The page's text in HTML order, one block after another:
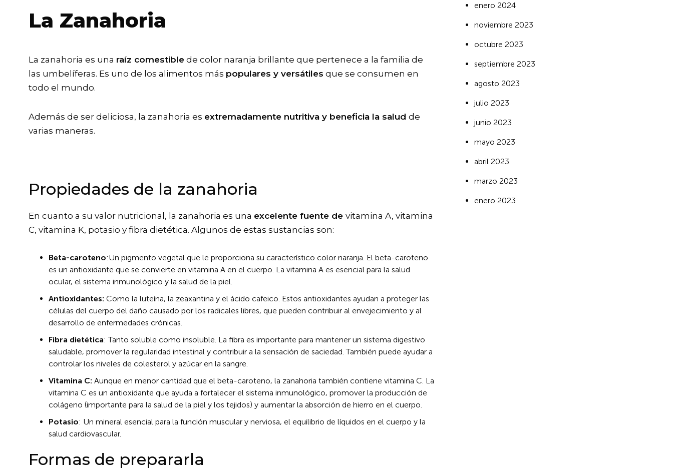
La Zanahoria
La zanahoria es una raíz comestible de color naranja brillante que pertenece a la familia de
las umbelíferas. Es uno de los alimentos más populares y versátiles que se consumen en
todo el mundo.
Además de ser deliciosa, la zanahoria es extremadamente nutritiva y beneficia la salud de
varias maneras.
Propiedades de la zanahoria
En cuanto a su valor nutricional, la zanahoria es una excelente fuente de vitamina A, vitamina
C, vitamina K, potasio y fibra dietética. Algunos de estas sustancias son:
Beta-caroteno:Un pigmento vegetal que le proporciona su característico color naranja. El beta-caroteno
es un antioxidante que se convierte en vitamina A en el cuerpo. La vitamina A es esencial para la salud
ocular, el sistema inmunológico y la salud de la piel.
Antioxidantes: Como la luteína, la zeaxantina y el ácido cafeico. Estos antioxidantes ayudan a proteger las
células del cuerpo del daño causado por los radicales libres, que pueden contribuir al envejecimiento y al
desarrollo de enfermedades crónicas.
Fibra dietética: Tanto soluble como insoluble. La fibra es importante para mantener un sistema digestivo
saludable, promover la regularidad intestinal y contribuir a la sensación de saciedad. También puede ayudar a
controlar los niveles de colesterol y azúcar en la sangre.
Vitamina C: Aunque en menor cantidad que el beta-caroteno, la zanahoria también contiene vitamina C. La
vitamina C es un antioxidante que ayuda a fortalecer el sistema inmunológico, promover la producción de
colágeno (importante para la salud de la piel y los tejidos) y aumentar la absorción de hierro en el cuerpo.
Potasio: Un mineral esencial para la función muscular y nerviosa, el equilibrio de líquidos en el cuerpo y la
salud cardiovascular.
Formas de prepararla
enero 2024
noviembre 2023
octubre 2023
septiembre 2023
agosto 2023
julio 2023
junio 2023
mayo 2023
abril 2023
marzo 2023
enero 2023